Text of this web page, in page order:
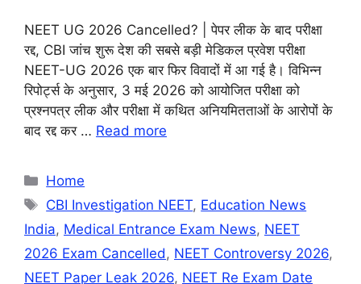
NEET UG 2026 Cancelled? | पेपर लीक के बाद परीक्षा
रद्द, CBI जांच शुरू देश की सबसे बड़ी मेडिकल प्रवेश परीक्षा
NEET-UG 2026 एक बार फिर विवादों में आ गई है। विभिन्न
रिपोर्ट्स के अनुसार, 3 मई 2026 को आयोजित परीक्षा को
प्रश्नपत्र लीक और परीक्षा में कथित अनियमितताओं के आरोपों के
बाद रद्द कर … Read more
Categories
Home
Tags
CBI Investigation NEET, Education News
India, Medical Entrance Exam News, NEET
2026 Exam Cancelled , NEET Controversy 2026,
NEET Paper Leak 2026, NEET Re Exam Date